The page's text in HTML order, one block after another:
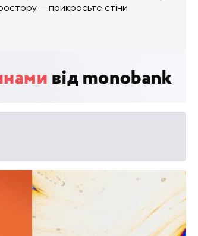
— прикрасьте стіни